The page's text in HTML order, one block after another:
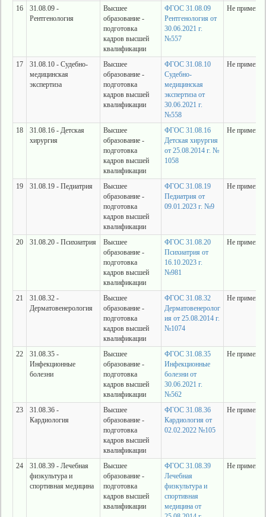
16
31.08.09 -
Рентгенология
Высшее
образование -
подготовка
кадров высшей
квалификации
ФГОС 31.08.09
Рентгенология от
30.06.2021 г.
№557
Не
17
31.08.10 - Судебно-
медицинская
экспертиза
Высшее
образование -
подготовка
кадров высшей
квалификации
ФГОС 31.08.10
Судебно-
медицинская
экспертиза от
30.06.2021 г.
№558
Не
18
31.08.16 - Детская
хирургия
Высшее
образование -
подготовка
кадров высшей
квалификации
ФГОС 31.08.16
Детская хирургия
от 25.08.2014 г. №
1058
Не
19 31.08.19 - Педиатрия
Высшее
образование -
подготовка
кадров высшей
квалификации
ФГОС 31.08.19
Педиатрия от
09.01.2023 г. №9
Не
20 31.08.20 - Психиатрия
Высшее
образование -
подготовка
кадров высшей
квалификации
ФГОС 31.08.20
Психиатрия от
16.10.2023 г.
№981
Не
21
31.08.32 -
Дерматовенерология
Высшее
образование -
подготовка
кадров высшей
квалификации
ФГОС 31.08.32
Дерматовенеролог
ия от 25.08.2014 г.
№1074
Не
22
31.08.35 -
Инфекционные
болезни
Высшее
образование -
подготовка
кадров высшей
квалификации
ФГОС 31.08.35
Инфекционные
болезни от
30.06.2021 г.
№562
Не
23
31.08.36 -
Кардиология
Высшее
образование -
подготовка
кадров высшей
квалификации
ФГОС 31.08.36
Кардиология от
02.02.2022 №105
Не
24
31.08.39 - Лечебная
физкультура и
спортивная медицина
Высшее
образование -
подготовка
кадров высшей
квалификации
ФГОС 31.08.39
Лечебная
физкультура и
спортивная
медицина от
Не